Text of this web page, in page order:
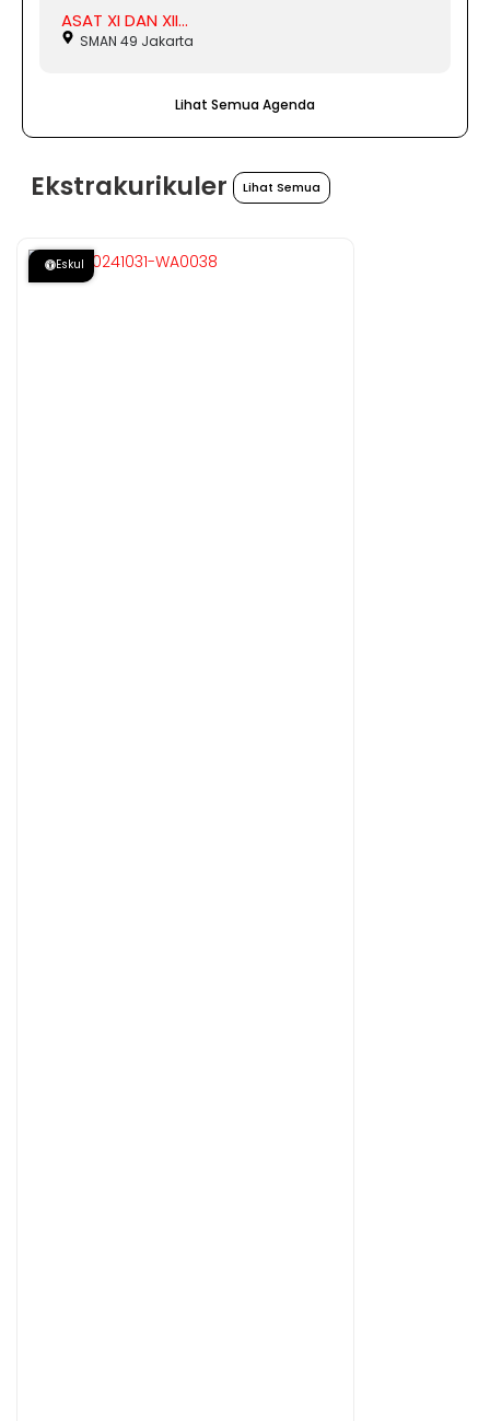
ASAT XI DAN XII...
SMAN 49 Jakarta
Lihat Semua Agenda
Ekstrakurikuler Lihat Semua
Eskul